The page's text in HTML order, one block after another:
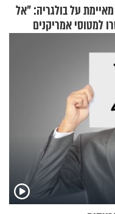
על בולגריה: "אל
למטוסי אמריקנים